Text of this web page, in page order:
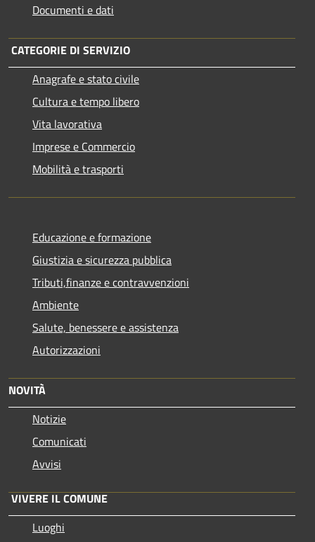
Documenti e dati
CATEGORIE DI SERVIZIO
Anagrafe e stato civile
Cultura e tempo libero
Vita lavorativa
Imprese e Commercio
Mobilità e trasporti
Educazione e formazione
Giustizia e sicurezza pubblica
Tributi,finanze e contravvenzioni
Ambiente
Salute, benessere e assistenza
Autorizzazioni
NOVITÀ
Notizie
Comunicati
Avvisi
VIVERE IL COMUNE
Luoghi